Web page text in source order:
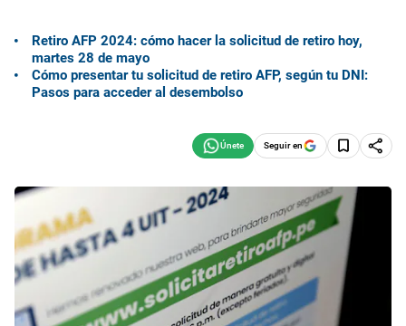
Retiro AFP 2024: cómo hacer la solicitud de retiro hoy,
martes 28 de mayo
Cómo presentar tu solicitud de retiro AFP, según tu DNI:
Pasos para acceder al desembolso
Seguir en